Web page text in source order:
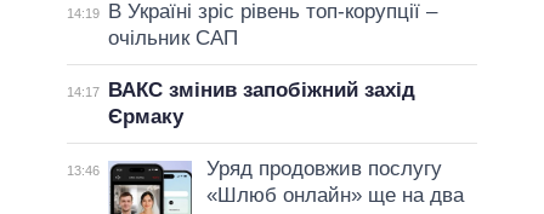
14:19
В Україні зріс рівень топ-корупції –
очільник САП
14:17
ВАКС змінив запобіжний захід
Єрмаку
13:46
Уряд продовжив послугу
«Шлюб онлайн» ще на два